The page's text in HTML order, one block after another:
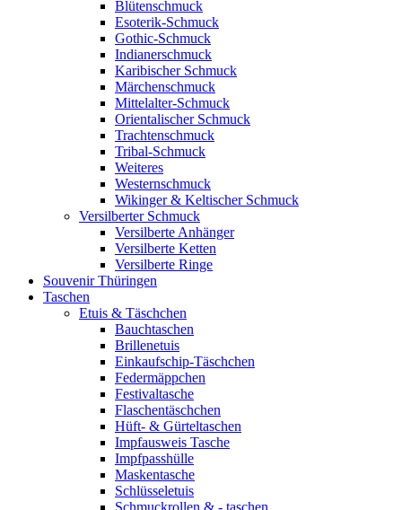
Blütenschmuck
Esoterik-Schmuck
Gothic-Schmuck
Indianerschmuck
Karibischer Schmuck
Märchenschmuck
Mittelalter-Schmuck
Orientalischer Schmuck
Trachtenschmuck
Tribal-Schmuck
Weiteres
Westernschmuck
Wikinger & Keltischer Schmuck
Versilberter Schmuck
Versilberte Anhänger
Versilberte Ketten
Versilberte Ringe
Souvenir Thüringen
Taschen
Etuis & Täschchen
Bauchtaschen
Brillenetuis
Einkaufschip-Täschchen
Federmäppchen
Festivaltasche
Flaschentäschchen
Hüft- & Gürteltaschen
Impfausweis Tasche
Impfpasshülle
Maskentasche
Schlüsseletuis
Schmuckrollen & - taschen